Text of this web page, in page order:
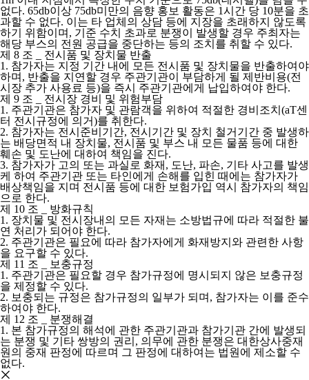
없다. 65db이상 75db미만의 음향 홍보 활동은 1시간 당 10분을 초
과할 수 없다. 이는 타 업체의 상담 등에 지장을 초래하지 않도록
하기 위함이며, 기준 수치 초과로 분쟁이 발생할 경우 주최자는
해당 부스의 전원 공급을 중단하는 등의 조치를 취할 수 있다.
제 8 조 _ 전시품 및 장치물 반출
1. 참가자는 지정 기간 내에 모든 전시품 및 장치물을 반출하여야
하며, 반출을 지연할 경우 주관기관이 부담하게 될 제반비용(전
시장 추가 사용료 등)을 즉시 주관기관에게 납입하여야 한다.
제 9 조 _ 전시장 경비 및 위험부담
1. 주관기관은 참가자 및 관람객을 위하여 적절한 경비조치(aT센
터 전시규정에 의거)를 취한다.
2. 참가자는 전시준비기간, 전시기간 및 장치 철거기간 중 발생하
는 배당면적 내 장치물, 전시품 및 부스 내 모든 물품 등에 대한
훼손 및 도난에 대하여 책임을 진다.
3. 참가자가 고의 또는 과실로 화재, 도난, 파손, 기타 사고를 발생
케 하여 주관기관 또는 타인에게 손해를 입힌 때에는 참가자가
배상책임을 지며 전시품 등에 대한 보험가입 역시 참가자의 책임
으로 한다.
제 10 조 _ 방화규칙
1. 장치물 및 전시장내의 모든 자재는 소방법규에 따라 적절한 불
연 처리가 되어야 한다.
2. 주관기관은 필요에 따라 참가자에게 화재방지와 관련한 사항
을 요구할 수 있다.
제 11 조 _ 보충규정
1. 주관기관은 필요할 경우 참가규정에 명시되지 않은 보충규정
을 제정할 수 있다.
2. 보충되는 규정은 참가규정의 일부가 되며, 참가자는 이를 준수
하여야 한다.
제 12 조 _ 분쟁해결
1. 본 참가규정의 해석에 관한 주관기관과 참가기관 간에 발생되
는 분쟁 및 기타 쌍방의 권리, 의무에 관한 분쟁은 대한상사중재
원의 중재 판정에 따르며 그 판정에 대하여는 법원에 제소할 수
없다.